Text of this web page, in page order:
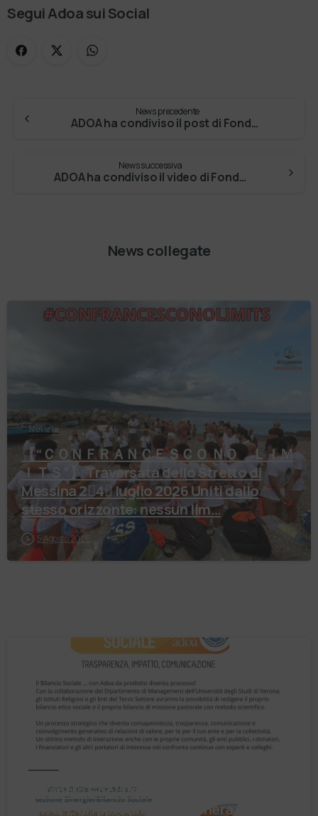
Segui Adoa sui Social
News precedente
ADOA ha condiviso il post di Fondazione Pia Opera …
News successiva
ADOA ha condiviso il video di Fondazione San …
News collegate
Notizie
【 “ＣＯＮＦＲＡＮＣＥＳＣＯ ＮＯ ＬＩＭ
ＩＴＳ”】 Traversata dello Stretto di
Messina 2⃣4⃣ luglio 2026 Uniti dallo
stesso orizzonte: nessun lim…
5 Agosto 2026
Il Bilancio Sociale non è un punto di
arrivo. È un percorso che genera valore!